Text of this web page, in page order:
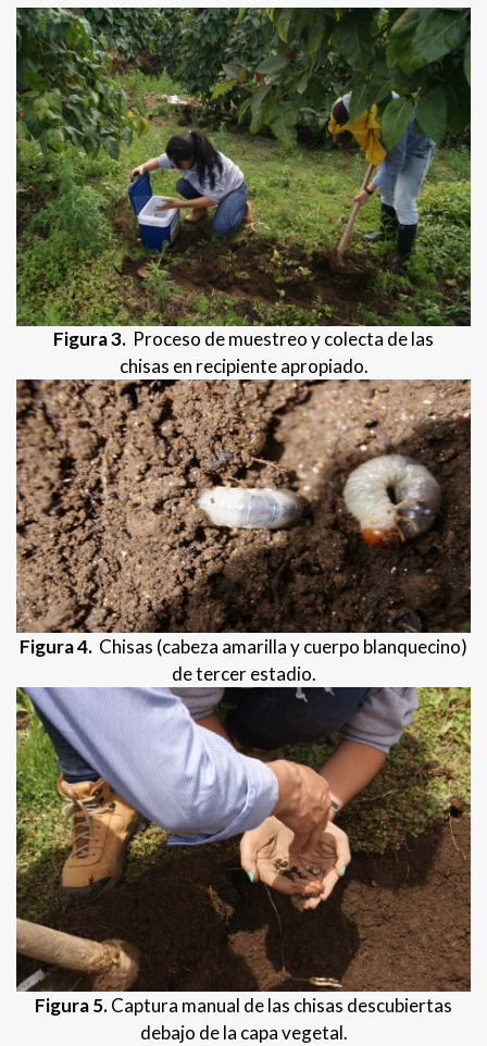
Figura 3. Proceso de muestreo y colecta de las
chisas en recipiente apropiado.
Figura 4. Chisas (cabeza amarilla y cuerpo blanquecino)
de tercer estadio.
Figura 5.Captura manual de las chisas descubiertas
debajo de la capa vegetal.